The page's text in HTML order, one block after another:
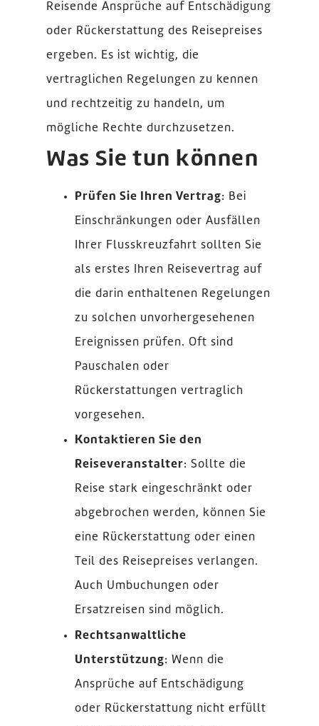
Reisende Ansprüche auf Entschädigung
oder Rückerstattung des Reisepreises
ergeben. Es ist wichtig, die
vertraglichen Regelungen zu kennen
und rechtzeitig zu handeln, um
mögliche Rechte durchzusetzen.
Was Sie tun können
Prüfen Sie Ihren Vertrag: Bei
Einschränkungen oder Ausfällen
Ihrer Flusskreuzfahrt sollten Sie
als erstes Ihren Reisevertrag auf
die darin enthaltenen Regelungen
zu solchen unvorhergesehenen
Ereignissen prüfen. Oft sind
Pauschalen oder
Rückerstattungen vertraglich
vorgesehen.
Kontaktieren Sie den
Reiseveranstalter: Sollte die
Reise stark eingeschränkt oder
abgebrochen werden, können Sie
eine Rückerstattung oder einen
Teil des Reisepreises verlangen.
Auch Umbuchungen oder
Ersatzreisen sind möglich.
Rechtsanwaltliche
Unterstützung: Wenn die
Ansprüche auf Entschädigung
oder Rückerstattung nicht erfüllt